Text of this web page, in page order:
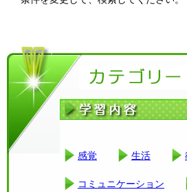
感覚 生活
コミュニケーション